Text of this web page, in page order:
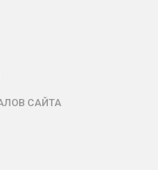
САЙТА